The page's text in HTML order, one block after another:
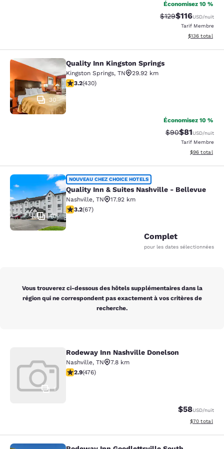
Économisez 10 %
Tarif barré :
$129Tarif réduit :
$116USD/nuit
Tarif Membre
Afficher les
$136 total
Quality Inn Kingston Springs
30
Quality Inn Kingston Springs
Kingston Springs, TN
29.92 km
3.23 étoiles. Bien. 430 commentaires
3.2(430)
Économisez 10 %
Tarif barré :
$90Tarif réduit :
$81USD/nuit
Tarif Membre
Afficher les
$96 total
Quality Inn & Suites Nashville -
40
NOUVEAU CHEZ CHOICE HOTELS
Quality Inn & Suites Nashville - Bellevue
Nashville, TN
17.92 km
3.18 étoiles. Bien. 67 commentaires
3.2(67)
Complet
pour les dates sélectionnées
Vous trouverez ci-dessous des hôtels supplémentaires dans la
région qui ne correspondent pas exactement à vos critères de
recherche.
Rodeway Inn Nashville Donelson
1
Rodeway Inn Nashville Donelson
Nashville, TN
7.8 km
2.86 étoiles. Moyen. 476 commentaires
2.9(476)
$58USD/nuit
Afficher les
$70 total